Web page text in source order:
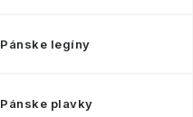
Pánske legíny
Pánske plavky